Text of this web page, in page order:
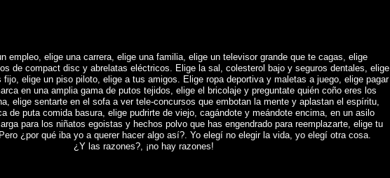
empleo, elige una carrera, elige una familia, elige un televisor grande que te cagas, elige
de compact disc y abrelatas eléctricos. Elige la sal, colesterol bajo y seguros dentales, elige
fijo, elige un piso piloto, elige a tus amigos. Elige ropa deportiva y maletas a juego, elige pagar
en una amplia gama de putos tejidos, elige el bricolaje y preguntate quién coño eres los
elige sentarte en el sofa a ver tele-concursos que embotan la mente y aplastan el espíritu,
de puta comida basura, elige pudrirte de viejo, cagándote y meándote encima, en un asilo
para los niñatos egoistas y hechos polvo que has engendrado para reemplazarte, elige tu
¿por qué iba yo a querer hacer algo así?. Yo elegí no elegir la vida, yo elegí otra cosa.
¿Y las razones?, ¡no hay razones!